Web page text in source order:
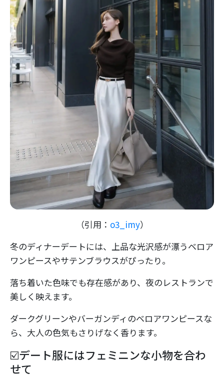
（引用： o3_imy）
冬のディナーデートには、上品な光沢感が漂うベロア
ワンピースやサテンブラウスがぴったり。
落ち着いた色味でも存在感があり、夜のレストランで
美しく映えます。
ダークグリーンやバーガンディのベロアワンピースな
ら、大人の色気もさりげなく香ります。
☑️デート服にはフェミニンな小物を合わ
せて